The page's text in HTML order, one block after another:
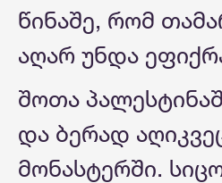
წინაშე, რომ
აღარ უნდა
შოთა
და ბერად
მონასტერში.